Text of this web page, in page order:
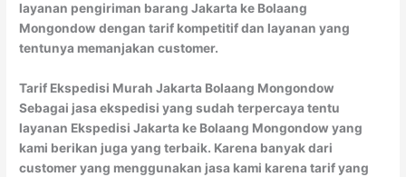
layanan pengiriman barang Jakarta ke Bolaang
Mongondow dengan tarif kompetitif dan layanan yang
tentunya memanjakan customer.
Tarif Ekspedisi Murah Jakarta Bolaang Mongondow
Sebagai jasa ekspedisi yang sudah terpercaya tentu
layanan Ekspedisi Jakarta ke Bolaang Mongondow yang
kami berikan juga yang terbaik. Karena banyak dari
customer yang menggunakan jasa kami karena tarif yang